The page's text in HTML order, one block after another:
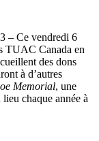
– Ce vendredi 6
TUAC Canada en
des dons
à d’autres
Memorial, une
chaque année à